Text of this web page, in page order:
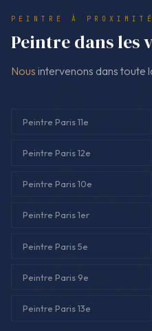
PEINTRE À PROXIMITÉ
Peintre dans les
Nous intervenons dans toute
Peintre Paris 11e
Peintre Paris 12e
Peintre Paris 10e
Peintre Paris 1er
Peintre Paris 5e
Peintre Paris 9e
Peintre Paris 13e